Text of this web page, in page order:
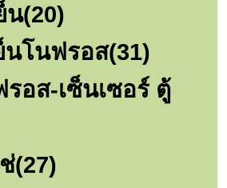
น(20)
นโนฟรอส(31)
รอส-เซ็นเซอร์ ตู้
(27)